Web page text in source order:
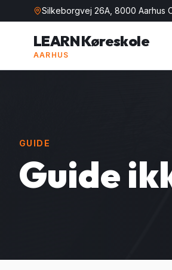
Silkeborgvej 26A, 8000 Aarhus
LEARN Køreskole
AARHUS
GUIDE
Guide